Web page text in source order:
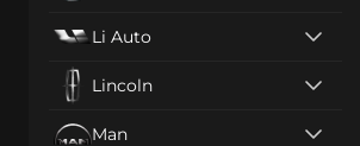
Li Auto
Lincoln
Man